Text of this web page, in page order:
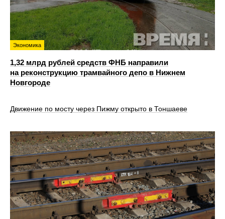
Экономика
1,32 млрд рублей средств ФНБ направили
на реконструкцию трамвайного депо в Нижнем
Новгороде
Движение по мосту через Пижму открыто в Тоншаеве